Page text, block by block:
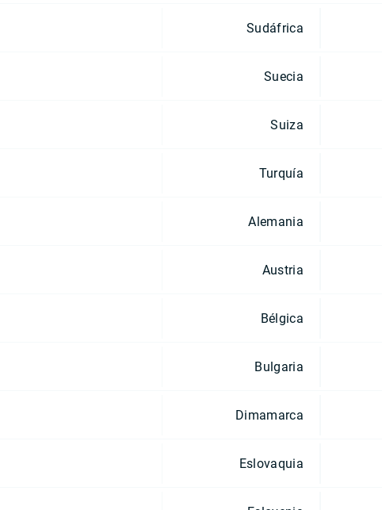
Sudáfrica
Suecia
Suiza
Turquía
Alemania
Austria
Bélgica
Bulgaria
Dimamarca
Eslovaquia